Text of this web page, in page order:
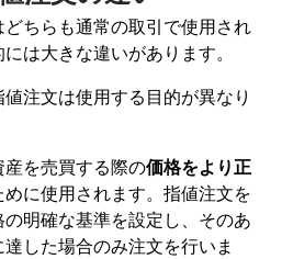
ちらも通常の取引で使用され
は大きな違いがあります。
注文は使用する目的が異なり
産を売買する際の価格をより正
めに使用されます。指値注文を
明確な基準を設定し、そのあ
した場合のみ注文を行いま